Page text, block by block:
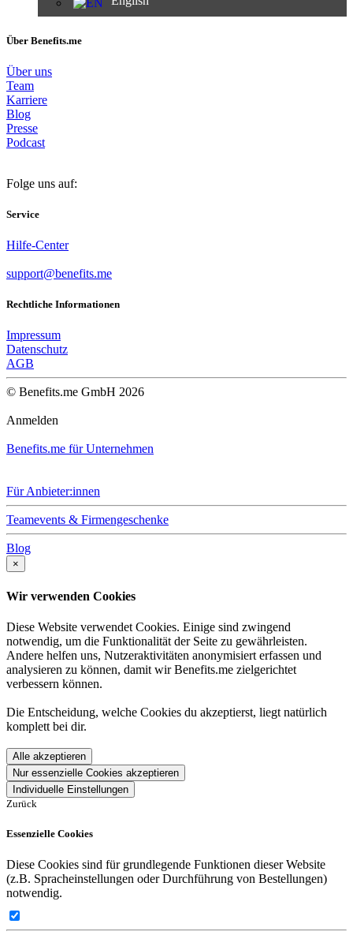
Über Benefits.me
Über uns
Team
Karriere
Blog
Presse
Podcast
Folge uns auf:
Service
Hilfe-Center
support@benefits.me
Rechtliche Informationen
Impressum
Datenschutz
AGB
© Benefits.me GmbH 2026
Anmelden
Benefits.me für Unternehmen
Für Anbieter:innen
Teamevents & Firmengeschenke
Blog
×
Wir verwenden Cookies
Diese Website verwendet Cookies. Einige sind zwingend
notwendig, um die Funktionalität der Seite zu gewährleisten.
Andere helfen uns, Nutzeraktivitäten anonymisiert erfassen und
analysieren zu können, damit wir Benefits.me zielgerichtet
verbessern können.
Die Entscheidung, welche Cookies du akzeptierst, liegt natürlich
komplett bei dir.
Alle akzeptieren
Nur essenzielle Cookies akzeptieren
Individuelle Einstellungen
Zurück
Essenzielle Cookies
Diese Cookies sind für grundlegende Funktionen dieser Website
(z.B. Spracheinstellungen oder Durchführung von Bestellungen)
notwendig.